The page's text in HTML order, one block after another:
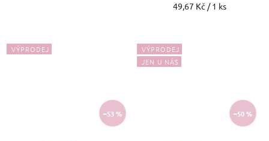
49,67 Kč / 1 ks
VÝPRODEJ
–53 %
VÝPRODEJ
JEN U NÁS
–50 %